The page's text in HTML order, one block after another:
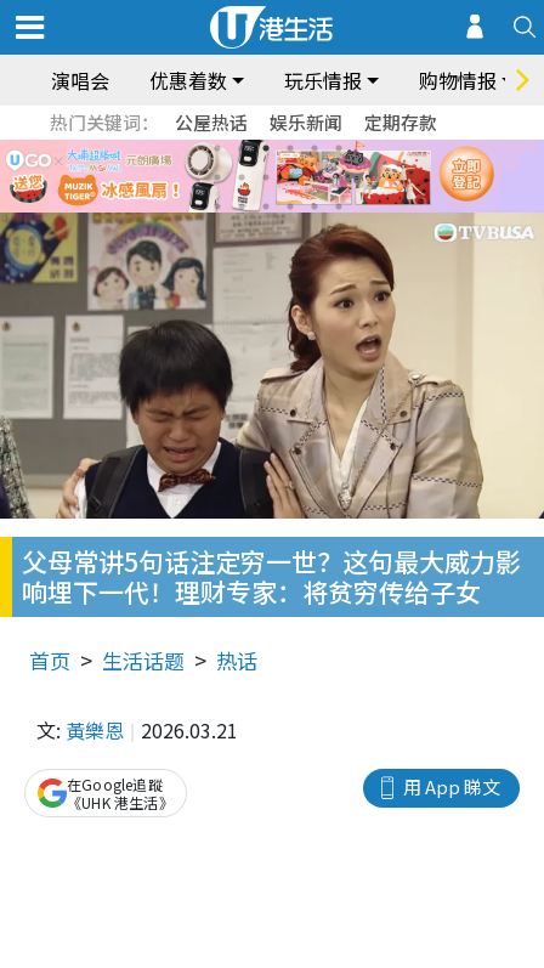
演唱会 优惠着数 玩乐情报 购物情报
热门关键词： 公屋热话 娱乐新闻 定期存款
父母常讲5句话注定穷一世？这句最大威力影
响埋下一代！理财专家：将贫穷传给子女
首页 生活话题 热话
文: 黃樂恩 2026.03.21
用 App 睇文
在Google追蹤
《UHK 港生活》